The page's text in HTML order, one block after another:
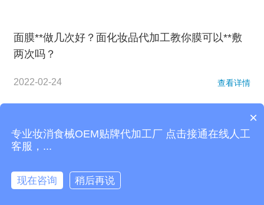
面膜**做几次好？面化妆品代加工教你膜可以**敷
两次吗？
2022-02-24 查看详情
站内导航： 面膜加工 精油加工 化妆品代加工 护肤品代加工
版权所有© 2009-2026广东赛美集团
快捷访问
×
专业妆消食械OEM贴牌代加工厂 点击接通在线人工
客服，...
现在咨询 稍后再说